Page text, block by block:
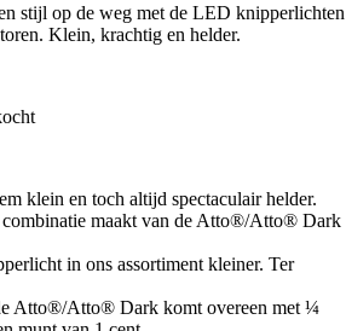
stijl op de weg met de LED knipperlichten
Klein, krachtig en helder.
klein en toch altijd spectaculair helder.
combinatie maakt van de Atto®/Atto® Dark
in ons assortiment kleiner. Ter
Atto®/Atto® Dark komt overeen met ¼